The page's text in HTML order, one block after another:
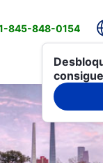
845-848-0154
consigue